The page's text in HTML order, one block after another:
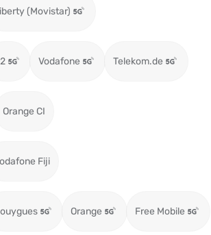
(Movistar)
Vodafone Telekom.de
Orange CI
Fiji
Orange Free Mobile